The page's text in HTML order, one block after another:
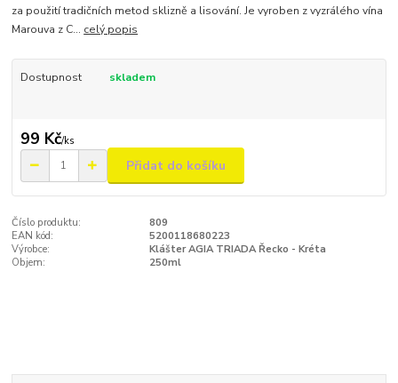
za použití tradičních metod sklizně a lisování. Je vyroben z vyzrálého vína
Marouva z C... celý popis
Dostupnost skladem
99 Kč/ks
Přidat do košíku
Číslo produktu:
809
EAN kód:
5200118680223
Výrobce:
Klášter AGIA TRIADA Řecko - Kréta
Objem:
250ml